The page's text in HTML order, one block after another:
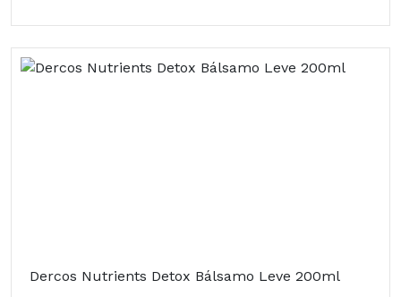
Dercos Nutrients Detox Bálsamo Leve 200ml